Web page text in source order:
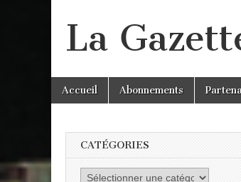
La
Main
menu
Skip
Accueil Abonnements
CATÉGORIES
Catégories